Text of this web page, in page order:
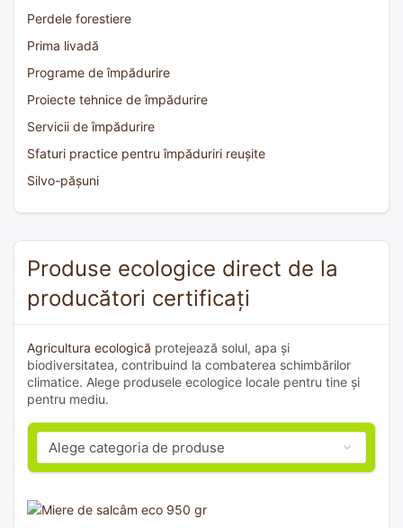
Perdele forestiere
Prima livadă
Programe de împădurire
Proiecte tehnice de împădurire
Servicii de împădurire
Sfaturi practice pentru împăduriri reușite
Silvo-pășuni
Produse ecologice direct de la
producători certificați
Agricultura ecologică protejează solul, apa și
biodiversitatea, contribuind la combaterea schimbărilor
climatice. Alege produsele ecologice locale pentru tine și
pentru mediu.